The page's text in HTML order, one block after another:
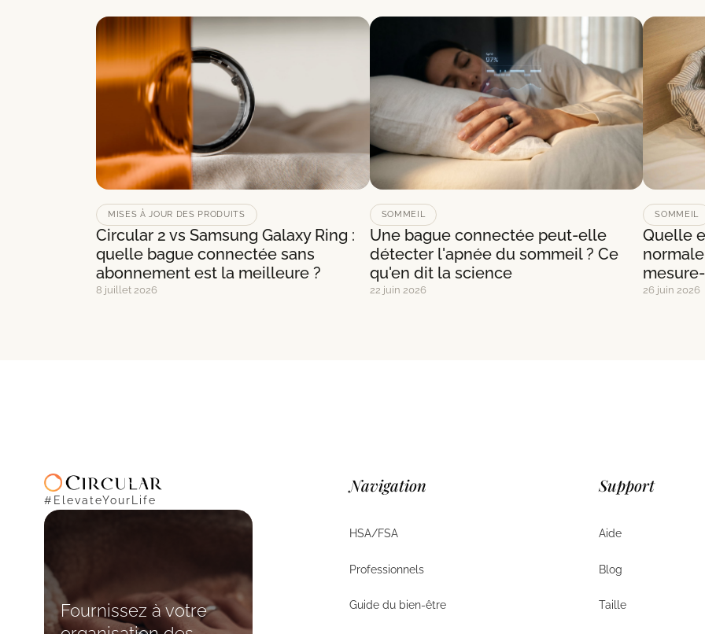
MISES À JOUR DES PRODUITS
Circular 2 vs Samsung Galaxy Ring :
quelle bague connectée sans
abonnement est la meilleure ?
8 juillet 2026
SOMMEIL
Une bague connectée peut-elle
détecter l'apnée du sommeil ? Ce
qu'en dit la science
22 juin 2026
SOMMEIL
Quelle
26 juin 2026
#ElevateYourLife
Fournissez à votre
Navigation
HSA/FSA
Professionnels
Guide du bien-être
Support
Aide
Blog
Taille